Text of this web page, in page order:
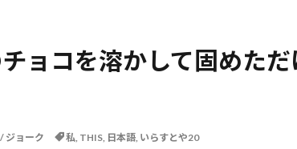
ョコを溶かして固めただ
ジョーク 私, THIS, 日本語, いらすとや20